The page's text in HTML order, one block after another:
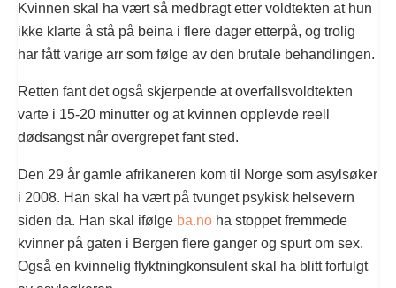
Kvinnen skal ha vært så medbragt etter voldtekten at hun
ikke klarte å stå på beina i flere dager etterpå, og trolig
har fått varige arr som følge av den brutale behandlingen.
Retten fant det også skjerpende at overfallsvoldtekten
varte i 15-20 minutter og at kvinnen opplevde reell
dødsangst når overgrepet fant sted.
Den 29 år gamle afrikaneren kom til Norge som asylsøker
i 2008. Han skal ha vært på tvunget psykisk helsevern
siden da. Han skal ifølge ba.no ha stoppet fremmede
kvinner på gaten i Bergen flere ganger og spurt om sex.
Også en kvinnelig flyktningkonsulent skal ha blitt forfulgt